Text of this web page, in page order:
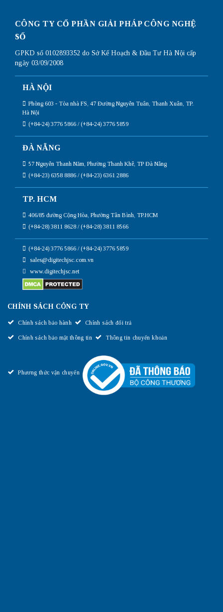
CÔNG TY CỔ PHẦN GIẢI PHÁP CÔNG NGHỆ
SỐ
GPKD số 0102893352 do Sở Kế Hoạch & Đầu Tư Hà Nội cấp
ngày 03/09/2008
HÀ NỘI
Phòng 603 - Tòa nhà FS, 47 Đường Nguyễn Tuân, Thanh Xuân, TP.
Hà Nội
(+84-24) 3776 5866 / (+84-24) 3776 5859
ĐÀ NẴNG
57 Nguyễn Thanh Năm, Phường Thanh Khê, TP Đà Nẵng
(+84-23) 6358 8886 / (+84-23) 6361 2886
TP. HCM
406/85 đường Cộng Hòa, Phường Tân Bình, TP.HCM
(+84-28) 3811 8628 / (+84-28) 3811 8566
(+84-24) 3776 5866 / (+84-24) 3776 5859
sales@digitechjsc.com.vn
www.digitechjsc.net
CHÍNH SÁCH CÔNG TY
Chính sách bảo hành Chính sách đổi trả
Chính sách bảo mật thông tin Thông tin chuyển khoản
Phương thức vận chuyển